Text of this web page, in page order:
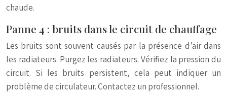
chaude.
Panne 4 : bruits dans le circuit de chauffage
Les bruits sont souvent causés par la présence d’air dans
les radiateurs. Purgez les radiateurs. Vérifiez la pression du
circuit. Si les bruits persistent, cela peut indiquer un
problème de circulateur. Contactez un professionnel.